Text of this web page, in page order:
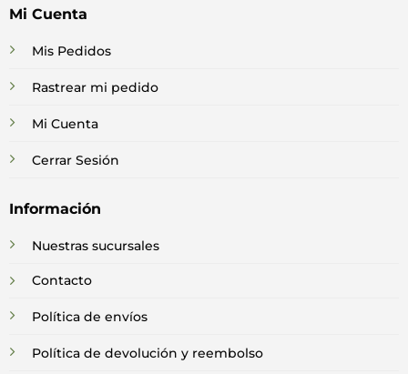
Mi Cuenta
Mis Pedidos
Rastrear mi pedido
Mi Cuenta
Cerrar Sesión
Información
Nuestras sucursales
Contacto
Política de envíos
Política de devolución y reembolso